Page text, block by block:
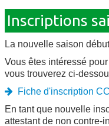
Inscriptions
La nouvelle saison
Vous êtes intéressé
vous trouverez ci-
Fiche d'inscription
En tant que nouvelle
attestant de non contre-